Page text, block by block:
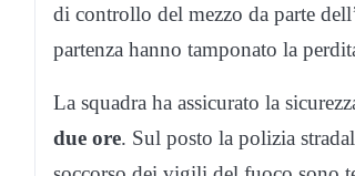
di controllo del mezzo da parte
partenza hanno tamponato la
La squadra ha assicurato la
due ore. Sul posto la polizia